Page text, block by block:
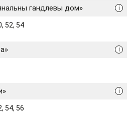
i
гандлевы дом»
52, 54
i
i
54, 56